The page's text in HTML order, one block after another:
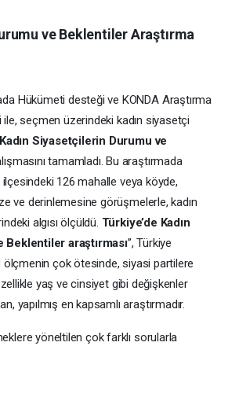
ve Beklentiler Araştırma
Hükümeti desteği ve KONDA Araştırma
ile, seçmen üzerindeki kadın siyasetçi
Siyasetçilerin Durumu ve
tamamladı. Bu araştırmada
126 mahalle veya köyde,
ve derinlemesine görüşmelerle, kadın
algısı ölçüldü. Türkiye’de Kadın
araştırması”, Türkiye
ölçmenin çok ötesinde, siyasi partilere
yaş ve cinsiyet gibi değişkenler
yapılmış en kapsamlı araştırmadır.
yöneltilen çok farklı sorularla